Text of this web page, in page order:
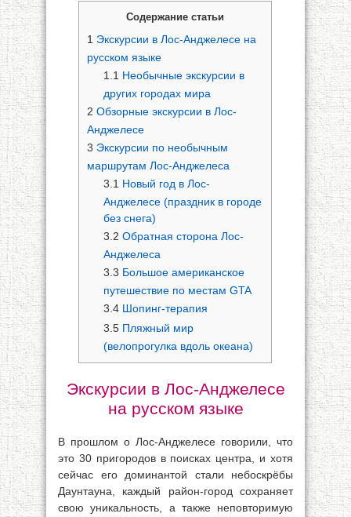
Содержание статьи
1 Экскурсии в Лос-Анджелесе на
русском языке
1.1 Необычные экскурсии в
других городах мира
2 Обзорные экскурсии в Лос-
Анджелесе
3 Экскурсии по необычным
маршрутам Лос-Анджелеса
3.1 Новый год в Лос-
Анджелесе (праздник в городе
без снега)
3.2 Обратная сторона Лос-
Анджелеса
3.3 Большое американское
путешествие по местам GTA
3.4 Шопинг-терапия
3.5 Пляжный мир
(велопрогулка вдоль океана)
Экскурсии в Лос-Анджелесе
на русском языке
В прошлом о Лос-Анджелесе говорили, что
это 30 пригородов в поисках центра, и хотя
сейчас его доминантой стали небоскрёбы
Даунтауна, каждый район-город сохраняет
свою уникальность, а также неповторимую